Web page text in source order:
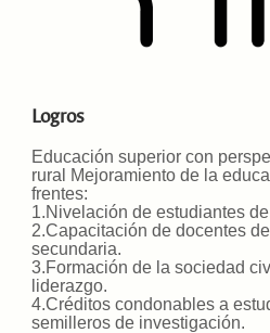
Logros
Educación superior con
rural Mejoramiento de la
frentes:
1.Nivelación de estudiantes
2.Capacitación de docentes
secundaria.
3.Formación de la sociedad
liderazgo.
4.Créditos condonables a
semilleros de investigación.